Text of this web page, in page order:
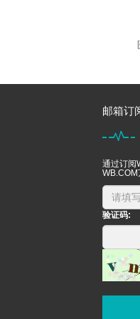
邮箱订
通过订阅
验证码: